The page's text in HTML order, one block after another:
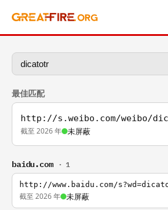
最佳匹配
http://s.weibo.com/weibo/
截至 2026 年 未屏蔽
baidu.com · 1
http://www.baidu.com/
截至 2026 年 未屏蔽